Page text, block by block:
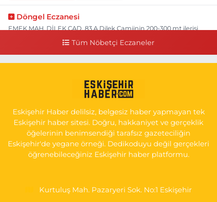
Döngel Eczanesi
EMEK MAH. DİLEK CAD. 83 A Dilek Camiinin 200-300 mt ilerisi
İSTİKLAL MAH. ŞAİR FUZULİ CAD. NO:35 A HAVA HASTANESİ
KARŞI KÖŞESİ ŞAİR FUZULİ AİLE SAĞLIĞI MERKEZİ KARŞISI
0 (222) 230 11 31 Yol Tarifi Al
Tüm Nöbetçi Eczaneler
Eskişehir Haber delilsiz, belgesiz haber yapmayan tek
Eskişehir haber sitesi. Doğru, hakkaniyet ve gerçeklik
öğelerinin benimsendiği tarafsız gazeteciliğin
Eskişehir'de yegane örneği. Dedikoduyu değil gerçekleri
öğrenebileceğiniz Eskişehir haber platformu.
Kurtuluş Mah. Pazaryeri Sok. No:1 Eskişehir